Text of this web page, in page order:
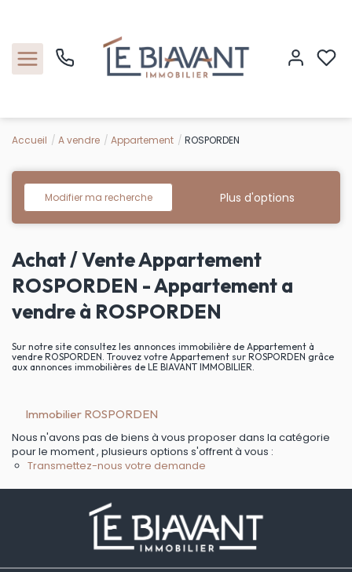
Nos biens
Nos agences
Contact
Accueil A vendre Appartement ROSPORDEN
Modifier ma recherche Plus d'options
Achat / Vente Appartement
ROSPORDEN - Appartement a
vendre à ROSPORDEN
Sur notre site consultez les annonces immobilière de Appartement à
vendre ROSPORDEN. Trouvez votre Appartement sur ROSPORDEN grâce
aux annonces immobilières de LE BIAVANT IMMOBILIER.
Immobilier ROSPORDEN
Nous n'avons pas de biens à vous proposer dans la catégorie
pour le moment , plusieurs options s'offrent à vous :
Transmettez-nous votre demande